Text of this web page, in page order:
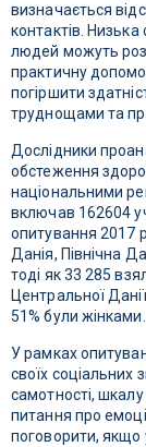
визначається
контактів.
людей можуть
практичну
погіршити
труднощами та
Дослідники
обстеження
національними
включав 162604
опитування 2017
Данія, Північна
тоді як 33 285
Центральної
51% були жінками.
У рамках
своїх соціальних
самотності, шкалу
питання про
поговорити, якщо